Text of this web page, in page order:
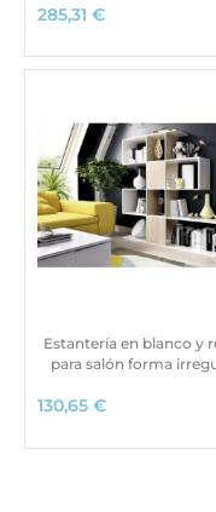
285,31 €
Estantería en blanco y
para salón forma
130,65 €